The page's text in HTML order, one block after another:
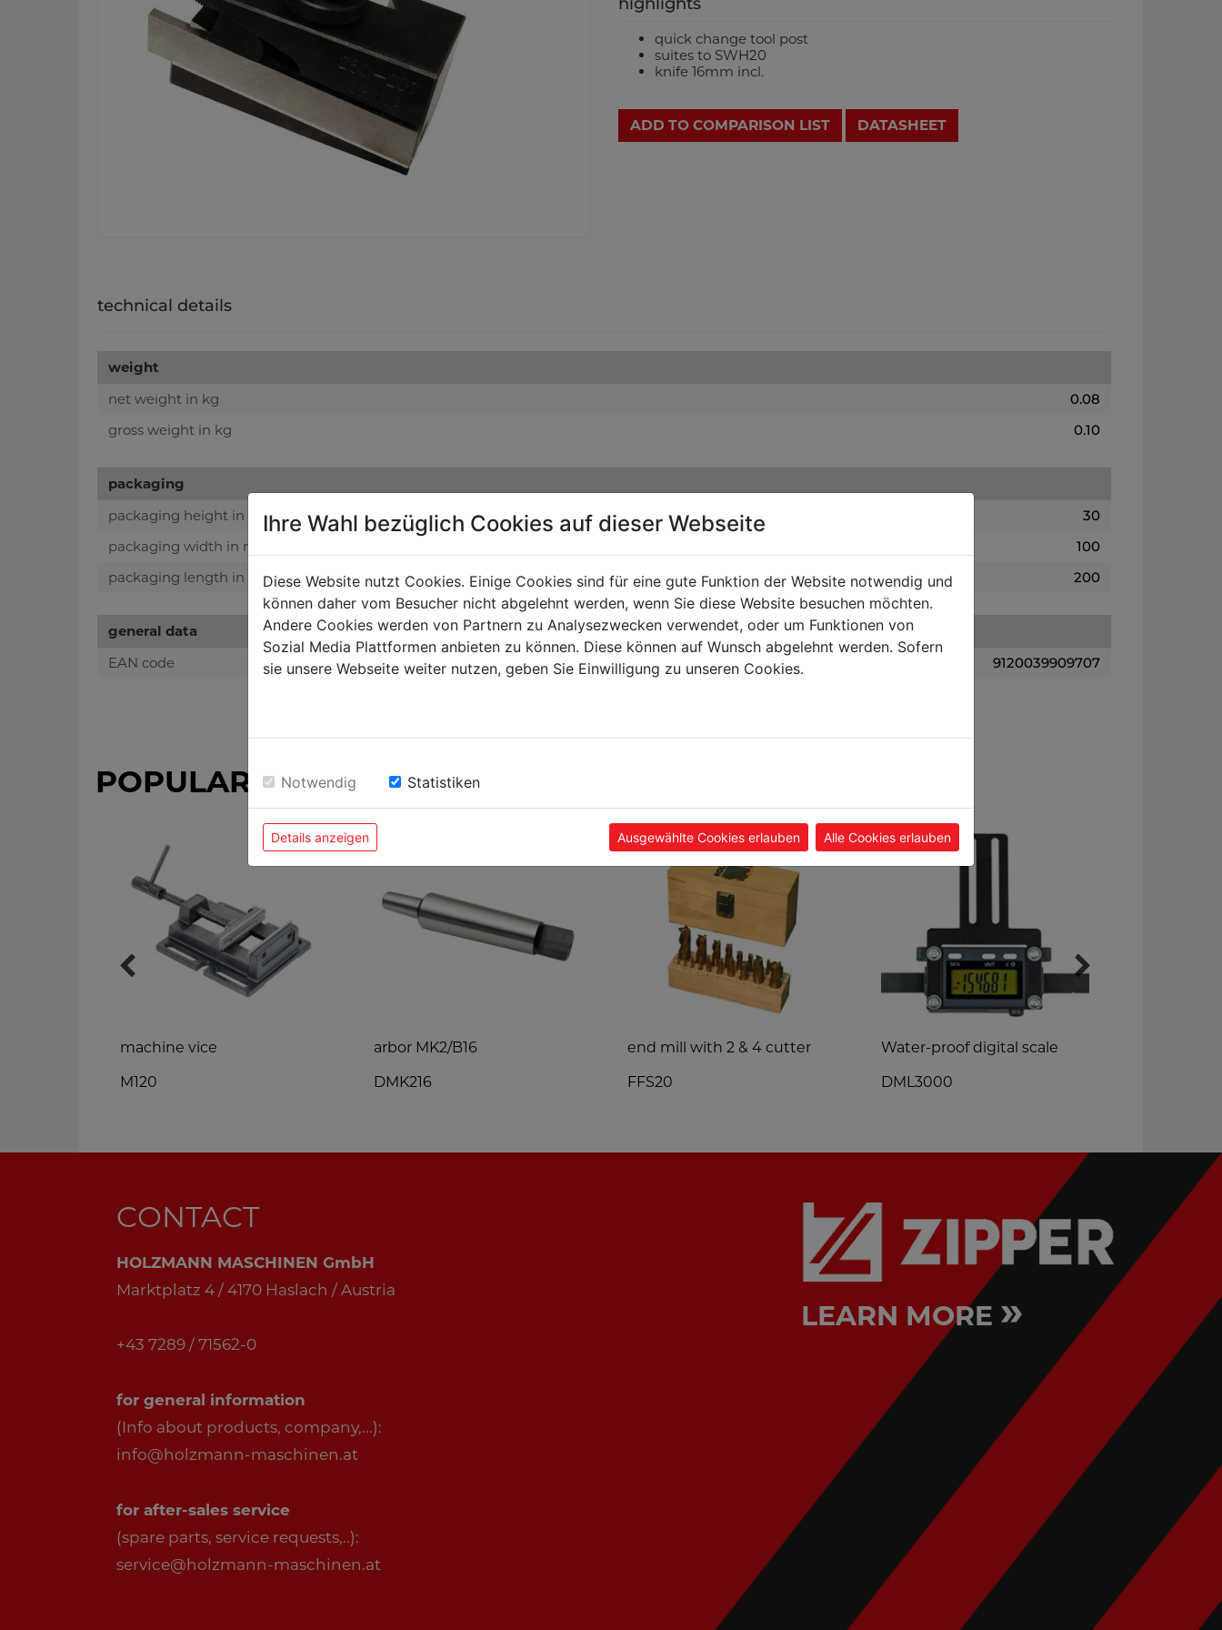
quick change tool post
suites to SWH20
knife 16mm incl.
ADD TO COMPARISON LIST DATASHEET
technical details
weight
net weight in kg
0.08
gross weight in kg
0.10
packaging
packaging height in mm
30
packaging width in mm
100
packaging length in mm
200
general data
EAN code
9120039909707
POPULAR PRODUCTS
machine vice
M120
arbor MK2/B16
DMK216
end mill with 2 & 4 cutter
FFS20
Water-proof digital scale
DML3000
CONTACT
HOLZMANN MASCHINEN GmbH
Marktplatz 4 / 4170 Haslach / Austria
+43 7289 / 71562-0
for general information
(Info about products, company,...):
info@holzmann-maschinen.at
for after-sales service
(spare parts, service requests,..):
service@holzmann-maschinen.at
LEARN MORE »
Ihre Wahl bezüglich Cookies auf dieser Webseite
Diese Website nutzt Cookies. Einige Cookies sind für eine gute Funktion der Website notwendig und
können daher vom Besucher nicht abgelehnt werden, wenn Sie diese Website besuchen möchten.
Andere Cookies werden von Partnern zu Analysezwecken verwendet, oder um Funktionen von
Sozial Media Plattformen anbieten zu können. Diese können auf Wunsch abgelehnt werden. Sofern
sie unsere Webseite weiter nutzen, geben Sie Einwilligung zu unseren Cookies.
Notwendig Statistiken
Details anzeigen Ausgewählte Cookies erlauben Alle Cookies erlauben